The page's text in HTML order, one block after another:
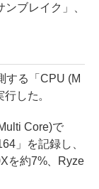
ブレイク」、
る「CPU (M
した。
Core)で
」を記録し、
を約7%、Ryze